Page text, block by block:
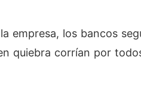
empresa, los bancos
quiebra corrían por